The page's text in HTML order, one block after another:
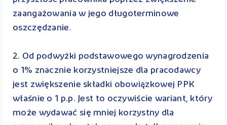
zaangażowania w jego długoterminowe
oszczędzanie.
2. Od podwyżki podstawowego wynagrodzenia
o 1% znacznie korzystniejsze dla pracodawcy
jest zwiększenie składki obowiązkowej PPK
właśnie o 1 p.p. Jest to oczywiście wariant, który
może wydawać się mniej korzystny dla